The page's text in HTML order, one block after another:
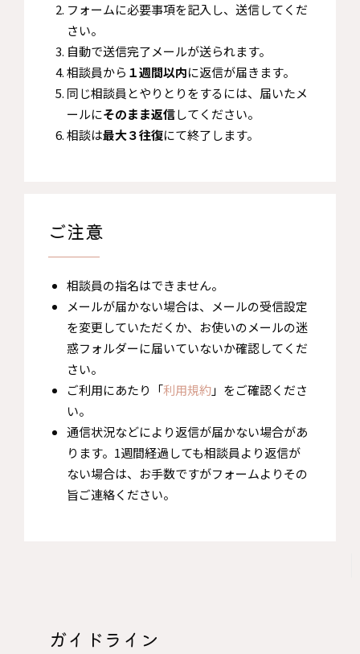
​フォームに必要事項を記入し、送信してくだ
さい。
​自動で送信完了メールが送られます。
​相談員から １週間以内に返信が届きます。
同じ相談員とやりとりをするには、届いたメ
ールにそのまま返信してください。
相談は最大３往復にて終了します。
ご注意
相談員の指名はできません。
メールが届かない場合は、メールの受信設定
を変更していただくか、お使いのメールの迷
惑フォルダーに届いていないか確認してくだ
さい。
ご利用にあたり「利用規約」をご確認くださ
い。
通信状況などにより返信が届かない場合があ
ります。1週間経過しても相談員より返信が
ない場合は、お手数ですがフォームよりその
旨ご連絡ください。
ガイドライン